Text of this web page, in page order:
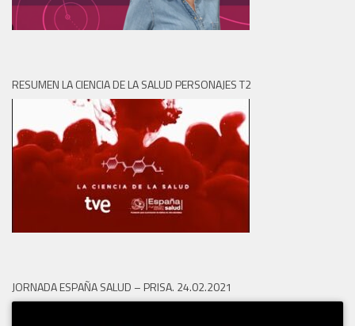
RESUMEN LA CIENCIA DE LA SALUD PERSONAJES T2
JORNADA ESPAÑA SALUD – PRISA. 24.02.2021